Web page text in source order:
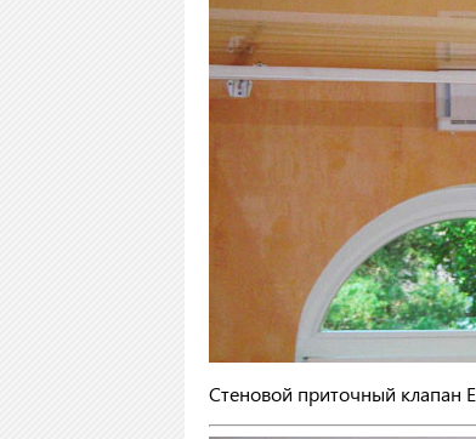
Стеновой приточный клапан